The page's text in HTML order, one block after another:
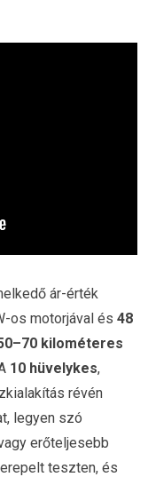
ár-érték
os motorjával és 48
kilométeres
10 hüvelykes,
révén
legyen szó
erőteljesebb
teszten, és